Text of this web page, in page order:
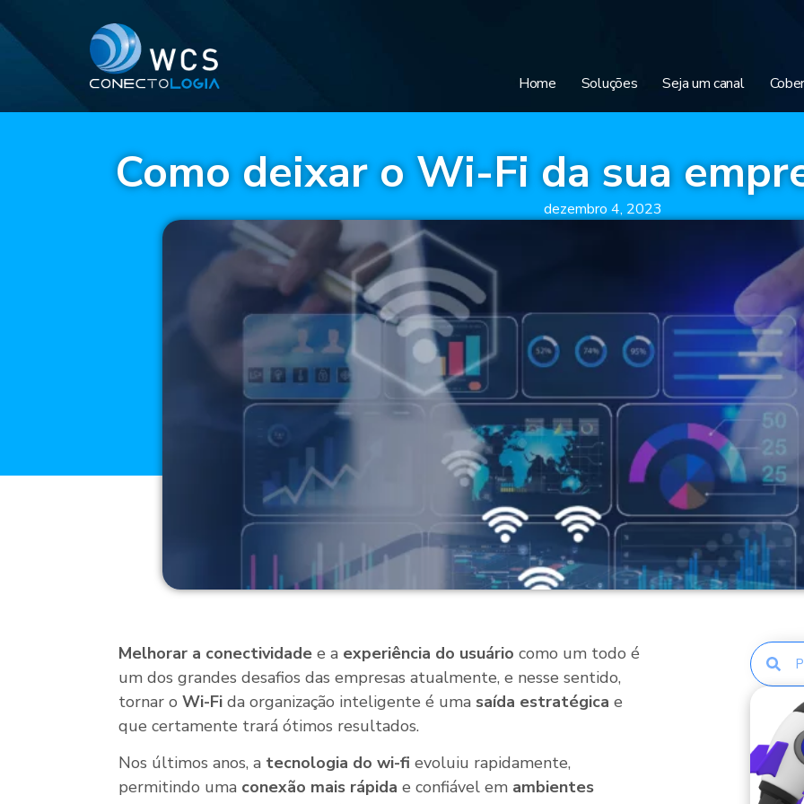
Home Soluções Seja um canal
Como deixar o Wi-Fi da sua
dezembro 4, 2023
Melhorar a conectividade e a experiência do usuário como um todo é
um dos grandes desafios das empresas atualmente, e nesse sentido,
tornar o Wi-Fi da organização inteligente é uma saída estratégica e
que certamente trará ótimos resultados.
Nos últimos anos, a tecnologia do wi-fi evoluiu rapidamente,
permitindo uma conexão mais rápida e confiável em ambientes